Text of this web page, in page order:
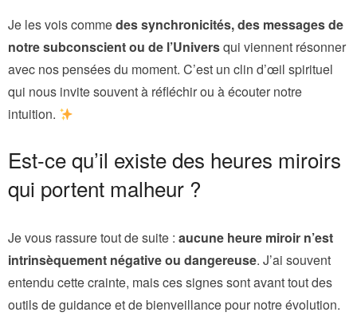
Je les vois commedes synchronicités, des messages de
notre subconscient ou de l’Universqui viennent résonner
avec nos pensées du moment. C’est un clin d’œil spirituel
qui nous invite souvent à réfléchir ou à écouter notre
intuition.
Est-ce qu’il existe des heures miroirs
qui portent malheur ?
Je vous rassure tout de suite : aucune heure miroir n’est
intrinsèquement négative ou dangereuse. J’ai souvent
entendu cette crainte, mais ces signes sont avant tout des
outils de guidance et de bienveillance pour notre évolution.